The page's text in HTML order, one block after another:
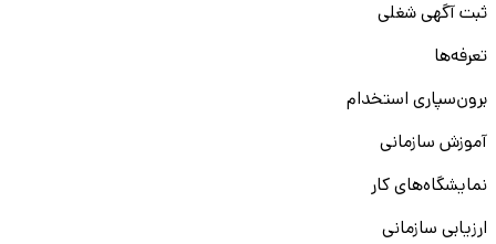
ثبت آگهی شغلی
تعرفه‌ها
برون‌سپاری استخدام
آموزش سازمانی
نمایشگاه‌های کار
ارزیابی سازمانی